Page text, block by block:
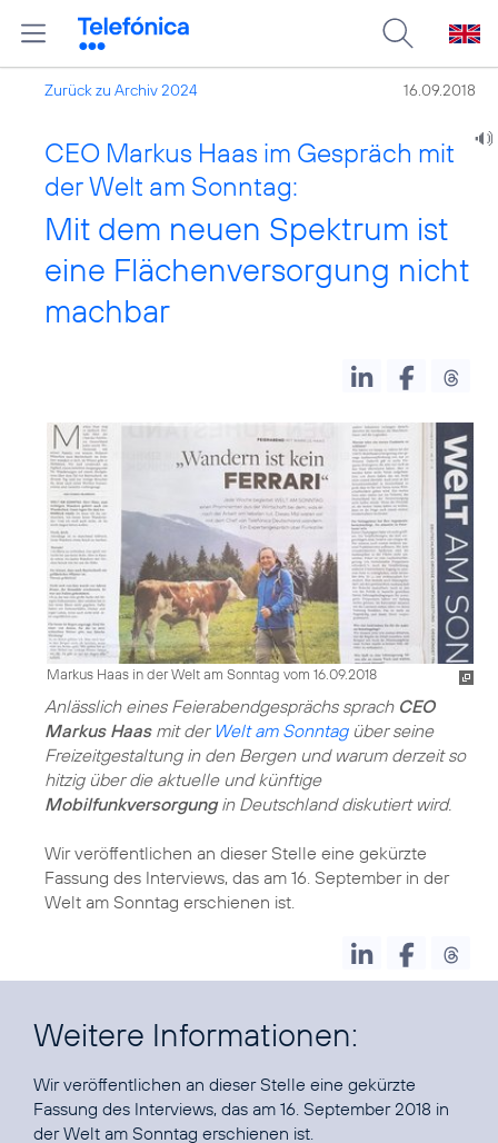
Zurück zu Archiv 2024 16.09.2018
CEO Markus Haas im Gespräch mit
der Welt am Sonntag:
Mit dem neuen Spektrum ist
eine Flächenversorgung nicht
machbar
Markus Haas in der Welt am Sonntag vom 16.09.2018
Anlässlich eines Feierabendgesprächs sprach CEO
Markus Haasmit der Welt am Sonntagüber seine
Freizeitgestaltung in den Bergen und warum derzeit so
hitzig über die aktuelle und künftige
Mobilfunkversorgungin Deutschland diskutiert wird.
Wir veröffentlichen an dieser Stelle eine gekürzte
Fassung des Interviews, das am 16. September in der
Welt am Sonntag erschienen ist.
Weitere Informationen:
Wir veröffentlichen an dieser Stelle eine gekürzte
Fassung des Interviews, das am 16. September 2018 in